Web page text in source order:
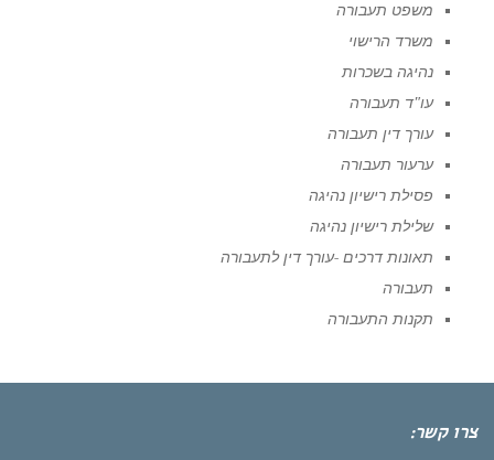
משפט תעבורה
משרד הרישוי
נהיגה בשכרות
עו"ד תעבורה
עורך דין תעבורה
ערעור תעבורה
פסילת רישיון נהיגה
שלילת רישיון נהיגה
תאונות דרכים -עורך דין לתעבורה
תעבורה
תקנות התעבורה
צרו קשר: